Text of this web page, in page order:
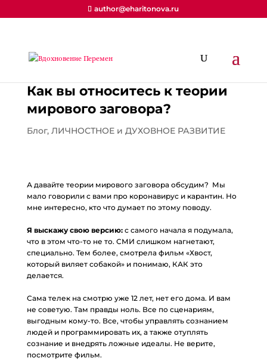
author@eharitonova.ru
Как вы относитесь к теории
мирового заговора?
Блог, ЛИЧНОСТНОЕ и ДУХОВНОЕ РАЗВИТИЕ
А давайте теории мирового заговора обсудим? Мы
мало говорили с вами про коронавирус и карантин. Но
мне интересно, кто что думает по этому поводу.
Я выскажу свою версию:с самого начала я подумала,
что в этом что-то не то. СМИ слишком нагнетают,
специально. Тем более, смотрела фильм «Хвост,
который виляет собакой» и понимаю, КАК это
делается.
Сама телек на смотрю уже 12 лет, нет его дома. И вам
не советую. Там правды ноль. Все по сценариям,
выгодным кому-то. Все, чтобы управлять сознанием
людей и программировать их, а также отуплять
сознание и внедрять ложные идеалы. Не верите,
посмотрите фильм.